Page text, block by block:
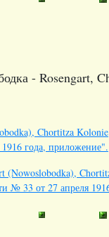
- Rosengart,
Chortitza
года, приложение".
(Nowoslobodka),
№ 33 от 27 апреля